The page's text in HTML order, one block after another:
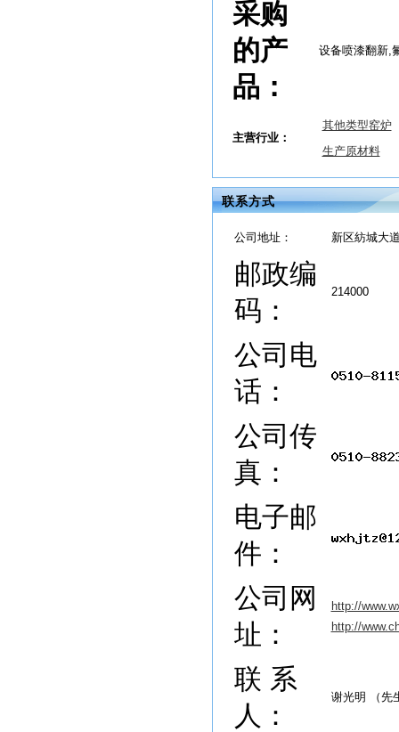
采购
的产
品：
设备喷漆翻新,
主营行业：
其他类型窑炉
生产原材料
联系方式
公司地址： 新区紡城大
邮政编
码：
214000
公司电
话：
公司传
真：
电子邮
件：
公司网
址：
http://
http://
联 系
人：
谢光明 （先